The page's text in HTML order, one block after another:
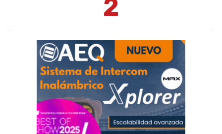
2